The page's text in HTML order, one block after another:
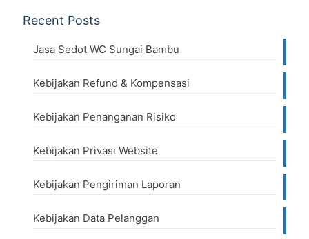
Recent Posts
Jasa Sedot WC Sungai Bambu
Kebijakan Refund & Kompensasi
Kebijakan Penanganan Risiko
Kebijakan Privasi Website
Kebijakan Pengiriman Laporan
Kebijakan Data Pelanggan